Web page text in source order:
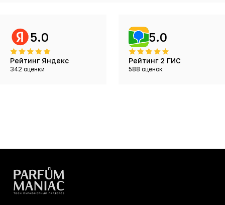
5.0
Рейтинг Яндекс
342 оценки
5.0
Рейтинг 2 ГИС
588 оценок